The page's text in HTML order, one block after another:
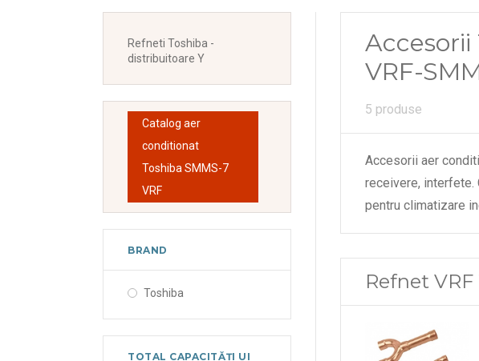
Refneti Toshiba -
distribuitoare Y
Catalog aer
conditionat
Toshiba SMMS-7
VRF
BRAND
Toshiba
TOTAL CAPACITĂȚI UI
Accesorii
VRF-
5 produse
Accesorii aer
receivere, interfete.
pentru climatizare
Refnet